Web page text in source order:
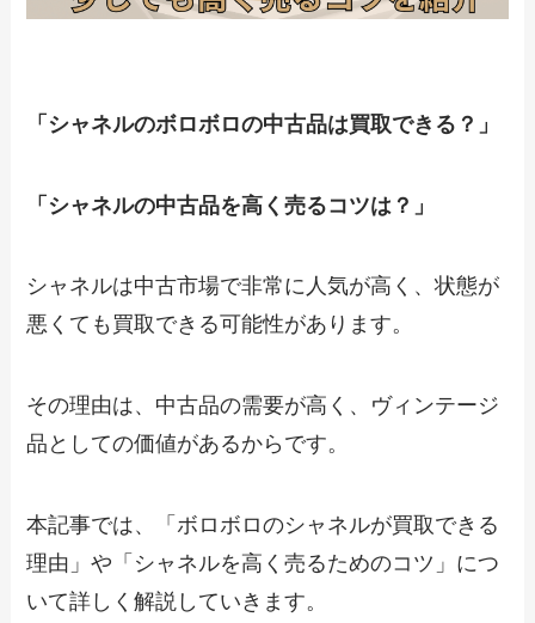
「シャネルのボロボロの中古品は買取できる？」
「シャネルの中古品を高く売るコツは？」
シャネルは中古市場で非常に人気が高く、状態が
悪くても買取できる可能性があります。
その理由は、中古品の需要が高く、ヴィンテージ
品としての価値があるからです。
本記事では、「ボロボロのシャネルが買取できる
理由」や「シャネルを高く売るためのコツ」につ
いて詳しく解説していきます。